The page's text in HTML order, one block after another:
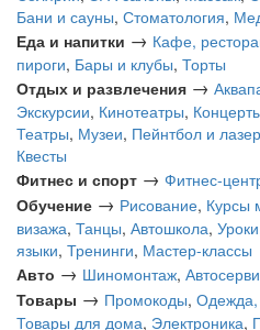
Бани и сауны, Стоматология,
Еда и напитки → Кафе,
пироги, Бары и клубы, Торты
Отдых и развлечения →
Экскурсии, Кинотеатры,
Театры, Музеи, Пейнтбол и
Квесты
Фитнес и спорт → Фитнес-
Обучение → Рисование, Курсы
визажа, Танцы, Автошкола,
языки, Тренинги, Мастер-классы
Авто → Шиномонтаж,
Товары → Промокоды,
Товары для дома, Электроника,